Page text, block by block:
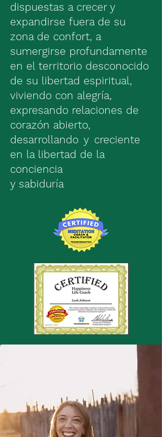
dispuestas a crecer y
expandirse fuera de su
zona de confort, a
sumergirse profundamente
en el territorio desconocido
de su libertad espiritual,
viviendo con alegría,
expresando relaciones de
corazón abierto,
desarrollando y creciente
en la libertad de la
conciencia
y sabiduría